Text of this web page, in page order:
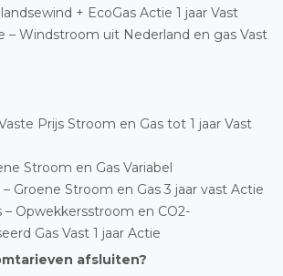
+ EcoGas Actie 1 jaar Vast
– Windstroom uit Nederland en gas Vast
Prijs Stroom en Gas tot 1 jaar Vast
Stroom en Gas Variabel
Groene Stroom en Gas 3 jaar vast Actie
– Opwekkersstroom en CO2-
Gas Vast 1 jaar Actie
afsluiten?